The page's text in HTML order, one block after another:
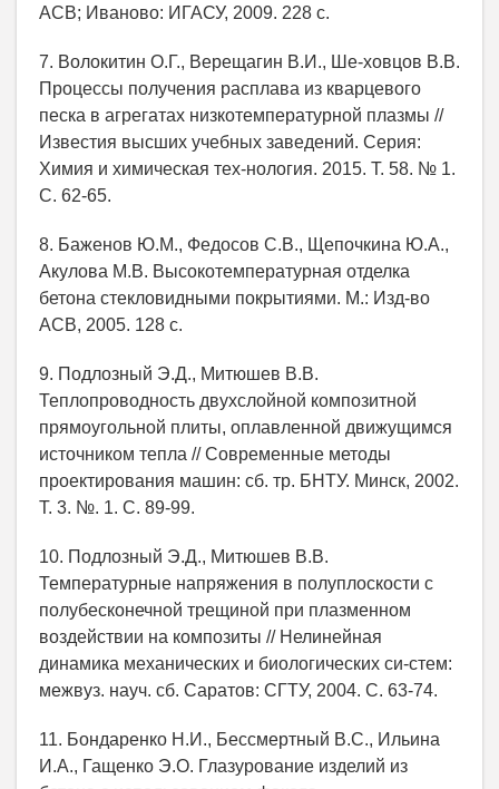
АСВ; Иваново: ИГАСУ, 2009. 228 с.
7. Волокитин О.Г., Верещагин В.И., Ше-ховцов В.В.
Процессы получения расплава из кварцевого
песка в агрегатах низкотемпературной плазмы //
Известия высших учебных заведений. Серия:
Химия и химическая тех-нология. 2015. Т. 58. № 1.
С. 62-65.
8. Баженов Ю.М., Федосов С.В., Щепочкина Ю.А.,
Акулова М.В. Высокотемпературная отделка
бетона стекловидными покрытиями. М.: Изд-во
АСВ, 2005. 128 с.
9. Подлозный Э.Д., Митюшев В.В.
Теплопроводность двухслойной композитной
прямоугольной плиты, оплавленной движущимся
источником тепла // Современные методы
проектирования машин: сб. тр. БНТУ. Минск, 2002.
Т. 3. №. 1. С. 89-99.
10. Подлозный Э.Д., Митюшев В.В.
Температурные напряжения в полуплоскости с
полубесконечной трещиной при плазменном
воздействии на композиты // Нелинейная
динамика механических и биологических си-стем:
межвуз. науч. сб. Саратов: СГТУ, 2004. С. 63-74.
11. Бондаренко Н.И., Бессмертный В.С., Ильина
И.А., Гащенко Э.О. Глазурование изделий из